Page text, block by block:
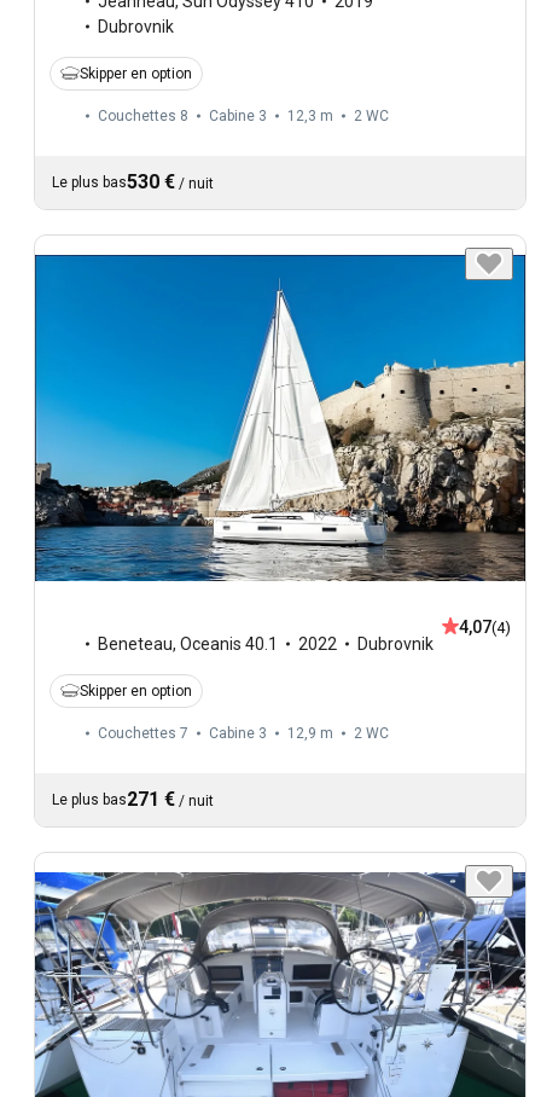
Dubrovnik
Skipper en option
Couchettes 8 Cabine 3 12,3 m 2 WC
Le plus bas530 € / nuit
Beneteau, Oceanis 40.1 2022 Dubrovnik
4,07(4)
Skipper en option
Couchettes 7 Cabine 3 12,9 m 2 WC
Le plus bas271 € / nuit